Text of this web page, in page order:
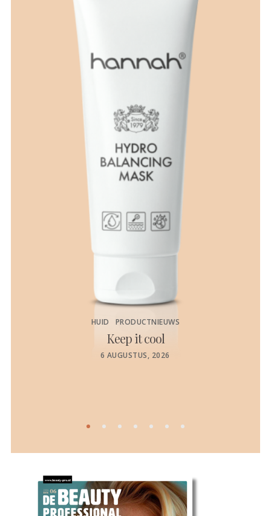
HUID PRODUCTNIEUWS
Keep it cool
POSTED
6 AUGUSTUS, 2026